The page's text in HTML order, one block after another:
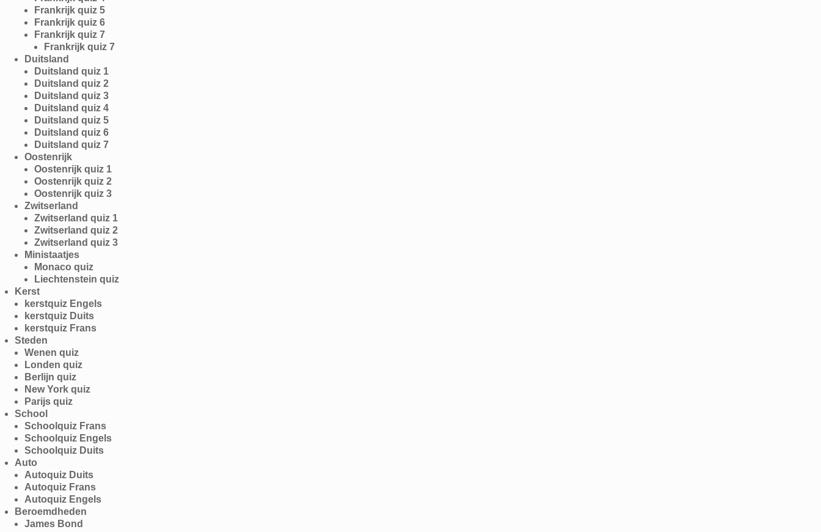
Frankrijk quiz 5
Frankrijk quiz 6
Frankrijk quiz 7
Frankrijk quiz 7
Duitsland
Duitsland quiz 1
Duitsland quiz 2
Duitsland quiz 3
Duitsland quiz 4
Duitsland quiz 5
Duitsland quiz 6
Duitsland quiz 7
Oostenrijk
Oostenrijk quiz 1
Oostenrijk quiz 2
Oostenrijk quiz 3
Zwitserland
Zwitserland quiz 1
Zwitserland quiz 2
Zwitserland quiz 3
Ministaatjes
Monaco quiz
Liechtenstein quiz
Kerst
kerstquiz Engels
kerstquiz Duits
kerstquiz Frans
Steden
Wenen quiz
Londen quiz
Berlijn quiz
New York quiz
Parijs quiz
School
Schoolquiz Frans
Schoolquiz Engels
Schoolquiz Duits
Auto
Autoquiz Duits
Autoquiz Frans
Autoquiz Engels
Beroemdheden
James Bond